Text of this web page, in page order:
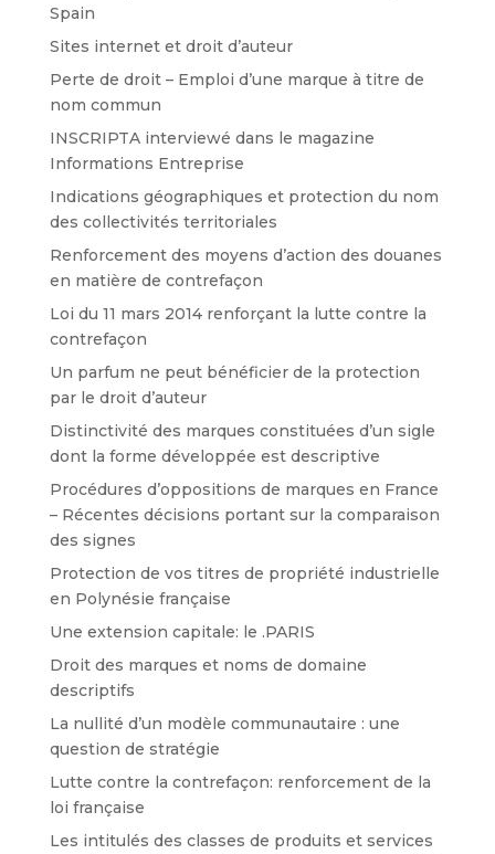
Spain
Sites internet et droit d’auteur
Perte de droit – Emploi d’une marque à titre de
nom commun
INSCRIPTA interviewé dans le magazine
Informations Entreprise
Indications géographiques et protection du nom
des collectivités territoriales
Renforcement des moyens d’action des douanes
en matière de contrefaçon
Loi du 11 mars 2014 renforçant la lutte contre la
contrefaçon
Un parfum ne peut bénéficier de la protection
par le droit d’auteur
Distinctivité des marques constituées d’un sigle
dont la forme développée est descriptive
Procédures d’oppositions de marques en France
– Récentes décisions portant sur la comparaison
des signes
Protection de vos titres de propriété industrielle
en Polynésie française
Une extension capitale: le .PARIS
Droit des marques et noms de domaine
descriptifs
La nullité d’un modèle communautaire : une
question de stratégie
Lutte contre la contrefaçon: renforcement de la
loi française
Les intitulés des classes de produits et services